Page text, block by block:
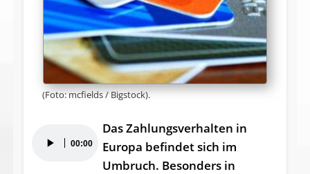
(Foto: mcfields / Bigstock).
Player 00:00
Das Zahlungsverhalten in
Europa befindet sich im
Umbruch. Besonders in